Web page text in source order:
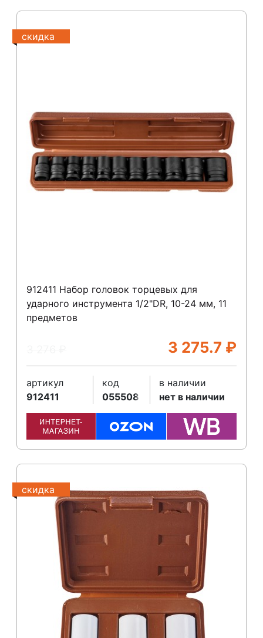
скидка
912411 Набор головок торцевых для
ударного инструмента 1/2"DR, 10-24 мм, 11
предметов
3 275.7 ₽
артикул
912411
код
055508
в наличии
нет в наличии
скидка